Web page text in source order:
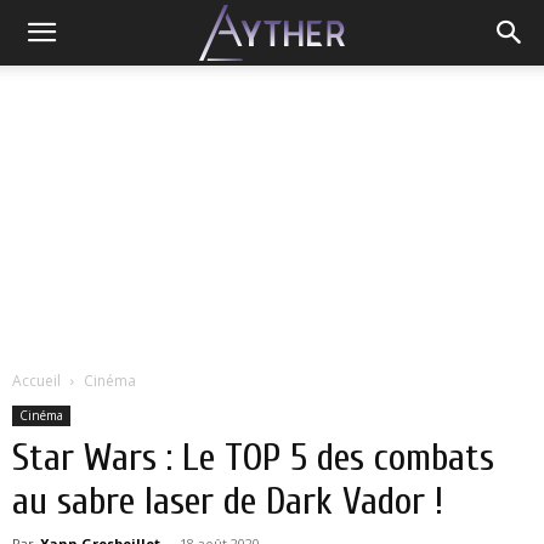
Accueil Cinéma
Cinéma
Star Wars : Le TOP 5 des combats
au sabre laser de Dark Vador !